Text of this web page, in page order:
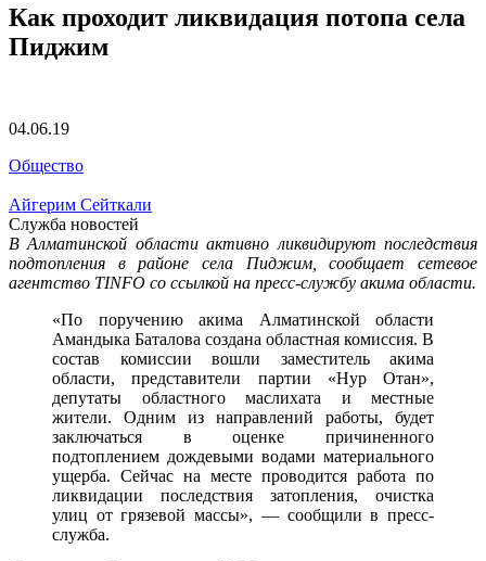
Как проходит ликвидация потопа села
Пиджим
04.06.19
Общество
Айгерим Сейткали
Служба новостей
В Алматинской области активно ликвидируют последствия
подтопления в районе села Пиджим, сообщает сетевое
агентство TINFO со ссылкой на пресс-службу акима области.
«По поручению акима Алматинской области
Амандыка Баталова создана областная комиссия. В
состав комиссии вошли заместитель акима
области, представители партии «Нур Отан»,
депутаты областного маслихата и местные
жители. Одним из направлений работы, будет
заключаться в оценке причиненного
подтоплением дождевыми водами материального
ущерба. Сейчас на месте проводится работа по
ликвидации последствия затопления, очистка
улиц от грязевой массы», — сообщили в пресс-
служба.